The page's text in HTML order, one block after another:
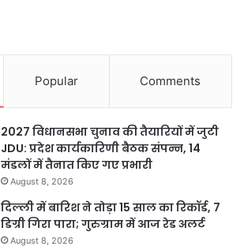
Popular Comments
2027 विधानसभा चुनाव की तैयारियों में जुटी
JDU: प्रदेश कार्यकारिणी बैठक संपन्न, 14
मंडलों में तैनात किए गए प्रभारी
August 8, 2026
दिल्ली में बारिश ने तोड़ा 15 साल का रिकॉर्ड, 7
डिग्री गिरा पारा; गुरुग्राम में आज रेड अलर्ट
August 8, 2026